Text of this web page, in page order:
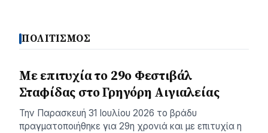
ΠΟΛΙΤΙΣΜΟΣ
Με επιτυχία το 29ο Φεστιβάλ
Σταφίδας στο Γρηγόρη Aιγιαλείας
Την Παρασκευή 31 Ιουλίου 2026 το βράδυ
πραγματοποιήθηκε για 29η χρονιά και με επιτυχία η